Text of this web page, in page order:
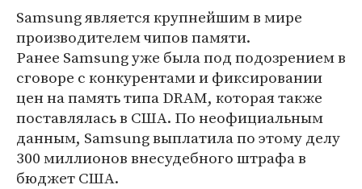
Samsung является крупнейшим в мире
производителем чипов памяти.
Ранее Samsung уже была под подозрением в
сговоре с конкурентами и фиксировании
цен на память типа DRAM, которая также
поставлялась в США. По неофициальным
данным, Samsung выплатила по этому делу
300 миллионов внесудебного штрафа в
бюджет США.